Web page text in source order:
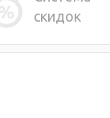
скидок